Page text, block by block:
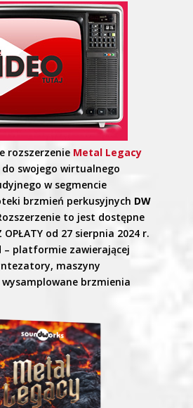
rozszerzenie Metal Legacy
swojego wirtualnego
w segmencie
brzmień perkusyjnych DW
to jest dostępne
od 27 sierpnia 2024 r.
– platformie zawierającej
maszyny
brzmienia